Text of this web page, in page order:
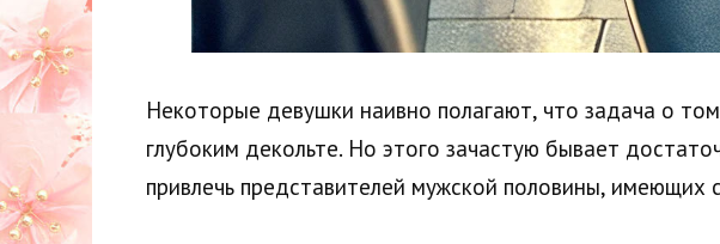
Некоторые девушки наивно полагают, что задача о
глубоким декольте. Но этого зачастую бывает
привлечь представителей мужской половины, имеющих